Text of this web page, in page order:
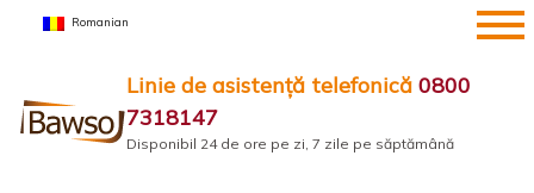
Romanian
Linie de asistență telefonică 0800
7318147
Disponibil 24 de ore pe zi, 7 zile pe săptămână